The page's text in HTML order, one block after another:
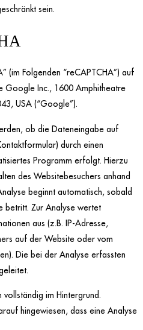
sein.
(im Folgenden “reCAPTCHA”) auf
Google Inc., 1600 Amphitheatre
USA (“Google”).
ob die Dateneingabe auf
durch einen
Programm erfolgt. Hierzu
des Websitebesuchers anhand
beginnt automatisch, sobald
betritt. Zur Analyse wertet
aus (z.B. IP-Adresse,
auf der Website oder vom
Die bei der Analyse erfassten
im Hintergrund.
hingewiesen, dass eine Analyse